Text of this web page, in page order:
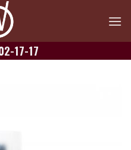
17-17